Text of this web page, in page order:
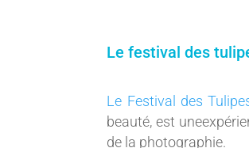
Le festival des
Le Festival des
beauté, est
de la photographie.